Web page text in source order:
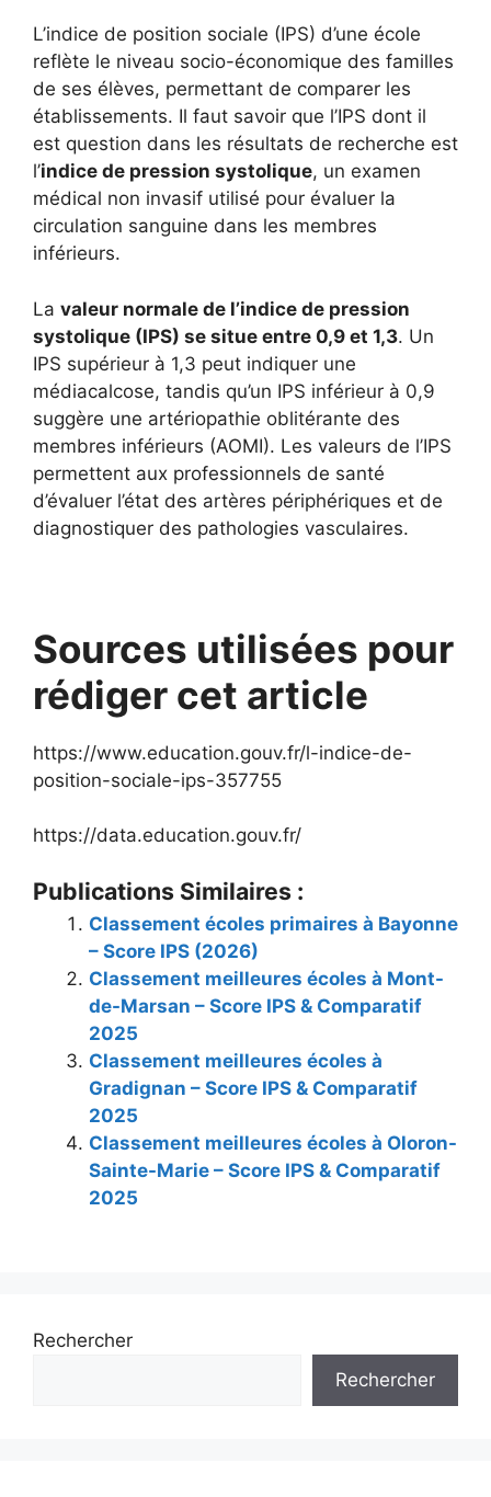
L’indice de position sociale (IPS) d’une école
reflète le niveau socio-économique des familles
de ses élèves, permettant de comparer les
établissements. Il faut savoir que l’IPS dont il
est question dans les résultats de recherche est
l’indice de pression systolique, un examen
médical non invasif utilisé pour évaluer la
circulation sanguine dans les membres
inférieurs.
La valeur normale de l’indice de pression
systolique (IPS) se situe entre 0,9 et 1,3. Un
IPS supérieur à 1,3 peut indiquer une
médiacalcose, tandis qu’un IPS inférieur à 0,9
suggère une artériopathie oblitérante des
membres inférieurs (AOMI). Les valeurs de l’IPS
permettent aux professionnels de santé
d’évaluer l’état des artères périphériques et de
diagnostiquer des pathologies vasculaires.
Sources utilisées pour
rédiger cet article
https://www.education.gouv.fr/l-indice-de-
position-sociale-ips-357755
https://data.education.gouv.fr/
Publications Similaires :
Classement écoles primaires à Bayonne
– Score IPS (2026)
Classement meilleures écoles à Mont-
de-Marsan – Score IPS & Comparatif
2025
Classement meilleures écoles à
Gradignan – Score IPS & Comparatif
2025
Classement meilleures écoles à Oloron-
Sainte-Marie – Score IPS & Comparatif
2025
Rechercher
Rechercher